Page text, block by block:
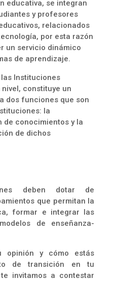
educativa, se integran
y profesores
relacionados
por esta razón
un servicio dinámico
de aprendizaje.
Instituciones
constituye un
dos funciones que son
la
de conocimientos y la
de dichos
deben dotar de
que permitan la
formar e integrar las
de enseñanza-
opinión y cómo estás
de transición en tu
invitamos a contestar